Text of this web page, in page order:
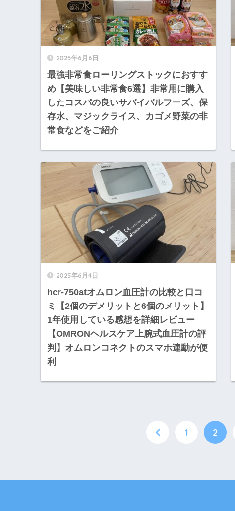
2025年6月6日
最強非常食ローリングストックにおすす
め【美味しい非常食6選】非常用に購入
したコスパの良いサバイバルフーズ、保
存水、マジックライス、カゴメ野菜の非
常食などをご紹介
2025年6月4日
hcr-750atオムロン血圧計の比較と口コ
ミ【2個のデメリットと6個のメリット】
1年使用している感想を詳細レビュー
【OMRONヘルスケア上腕式血圧計の評
判】オムロンコネクトのスマホ連動が便
利
1 2